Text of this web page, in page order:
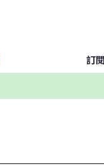
訂